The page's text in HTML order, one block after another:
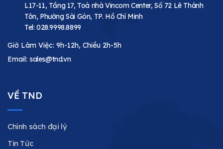
L17-11, Tầng 17, Toà nhà Vincom Center, Số 72 Lê Thánh
Tôn, Phường Sài Gòn, TP. Hồ Chí Minh
Tel: 028.9998.8899
Giờ Làm Việc: 9h-12h, Chiều 2h-5h
Email: sales@tnd.vn
VỀ TND
Chính sách đại lý
Tin Tức